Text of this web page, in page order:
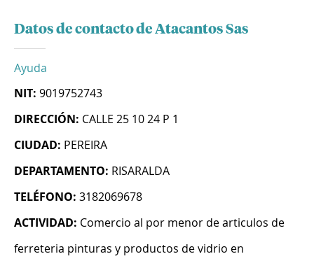
Datos de contacto de Atacantos Sas
Ayuda
NIT: 9019752743
DIRECCIÓN: CALLE 25 10 24 P 1
CIUDAD: PEREIRA
DEPARTAMENTO: RISARALDA
TELÉFONO: 3182069678
ACTIVIDAD: Comercio al por menor de articulos de
ferreteria pinturas y productos de vidrio en